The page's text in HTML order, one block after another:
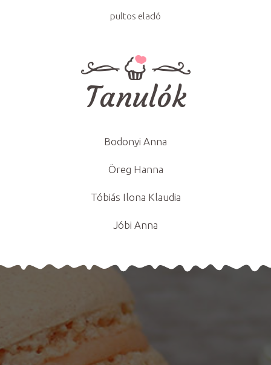
pultos eladó
Tanulók
Bodonyi Anna
Öreg Hanna
Tóbiás Ilona Klaudia
Jóbi Anna